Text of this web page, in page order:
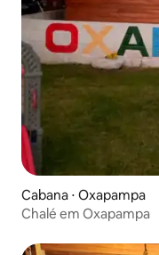
Cabana ⋅ Oxapampa
Chalé em Oxapampa